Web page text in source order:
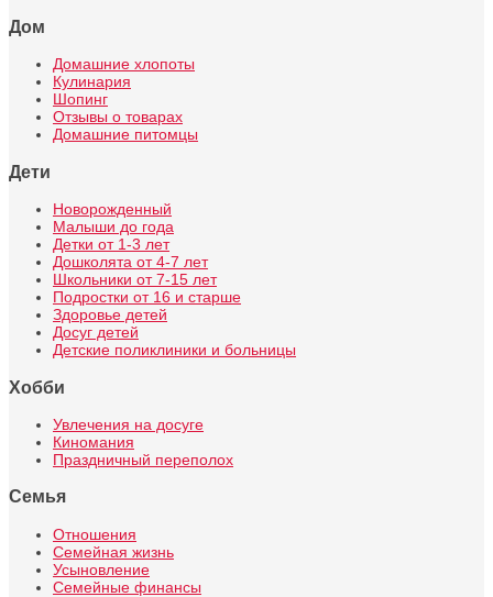
Дом
Домашние хлопоты
Кулинария
Шопинг
Отзывы о товарах
Домашние питомцы
Дети
Новорожденный
Малыши до года
Детки от 1-3 лет
Дошколята от 4-7 лет
Школьники от 7-15 лет
Подростки от 16 и старше
Здоровье детей
Досуг детей
Детские поликлиники и больницы
Хобби
Увлечения на досуге
Киномания
Праздничный переполох
Семья
Отношения
Семейная жизнь
Усыновление
Семейные финансы